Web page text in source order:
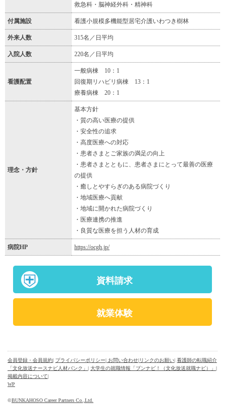
救急科・脳神経外科・精神科
付属施設 看護小規模多機能型居宅介護いわつき樹林
外来人数 315名／日平均
入院人数 220名／日平均
看護配置
一般病棟 10：1
回復期リハビリ病棟 13：1
療養病棟 20：1
理念・方針
基本方針
・質の高い医療の提供
・安全性の追求
・高度医療への対応
・患者さまとご家族の満足の向上
・患者さまとともに、患者さまにとって最善の医療
の提供
・癒しとやすらぎのある病院づくり
・地域医療へ貢献
・地域に開かれた病院づくり
・医療連携の推進
・良質な医療を担う人材の育成
病院HP https://ocgh.jp/
資料請求
就業体験
会員登録・会員規約| プライバシーポリシー| お問い合わせ|リンクのお願い| 看護師の転職紹介
「文化放送ナースナビ人材バンク」 | 大学生の就職情報「ブンナビ！（文化放送就職ナビ）」 |
掲載内容について|
WP
©BUNKAHOSO Career Partners Co.,Ltd.